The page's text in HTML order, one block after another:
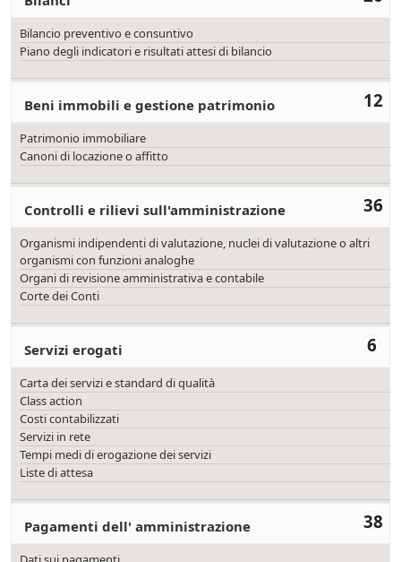
Bilancio preventivo e consuntivo
Piano degli indicatori e risultati attesi di bilancio
12
Beni immobili e gestione patrimonio
Patrimonio immobiliare
Canoni di locazione o affitto
36
Controlli e rilievi sull'amministrazione
Organismi indipendenti di valutazione, nuclei di valutazione o altri
organismi con funzioni analoghe
Organi di revisione amministrativa e contabile
Corte dei Conti
6
Servizi erogati
Carta dei servizi e standard di qualità
Class action
Costi contabilizzati
Servizi in rete
Tempi medi di erogazione dei servizi
Liste di attesa
38
Pagamenti dell' amministrazione